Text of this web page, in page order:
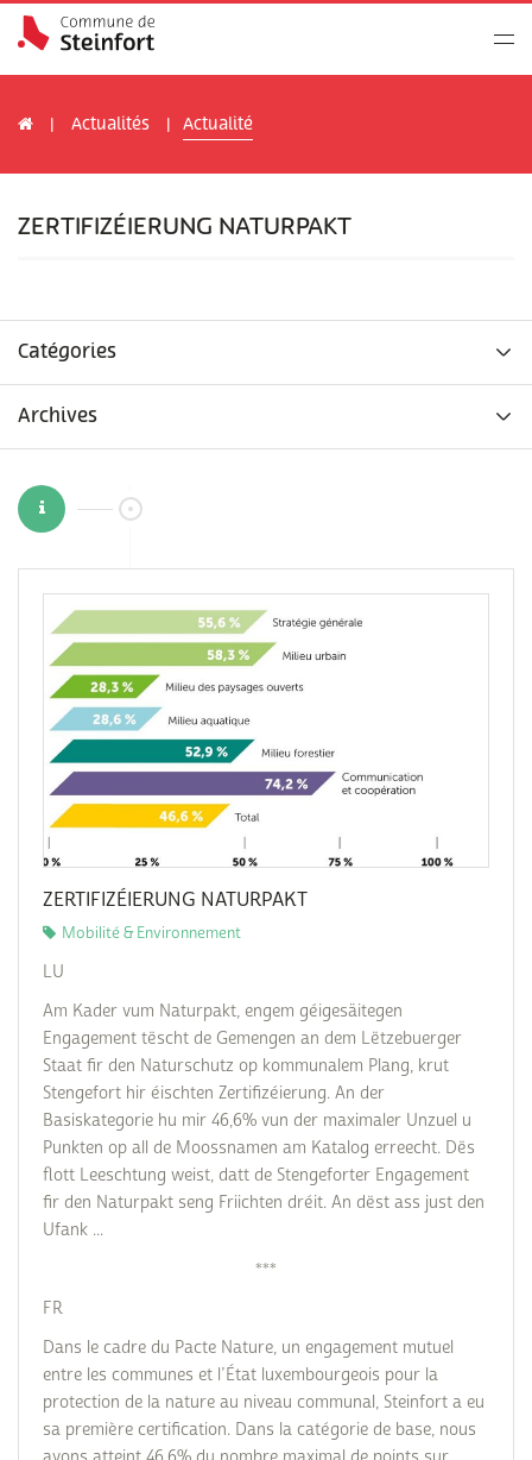
Actualités Actualité
ZERTIFIZÉIERUNG NATURPAKT
Catégories
Archives
ZERTIFIZÉIERUNG NATURPAKT
Mobilité & Environnement
LU
Am Kader vum Naturpakt, engem géigesäitegen
Engagement tëscht de Gemengen an dem Lëtzebuerger
Staat fir den Naturschutz op kommunalem Plang, krut
Stengefort hir éischten Zertifizéierung. An der
Basiskategorie hu mir 46,6% vun der maximaler Unzuel u
Punkten op all de Moossnamen am Katalog erreecht. Dës
flott Leeschtung weist, datt de Stengeforter Engagement
fir den Naturpakt seng Friichten dréit. An dëst ass just den
Ufank ...
***
FR
Dans le cadre du Pacte Nature, un engagement mutuel
entre les communes et l’État luxembourgeois pour la
protection de la nature au niveau communal, Steinfort a eu
sa première certification. Dans la catégorie de base, nous